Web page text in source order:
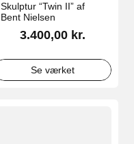
Skulptur “Twin II” af
Bent Nielsen
3.400,00 kr.
Se værket